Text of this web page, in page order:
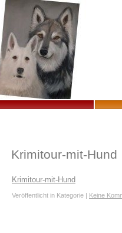
Krimitour-mit-Hund
Krimitour-mit-Hund
Veröffentlicht in Kategorie | Keine